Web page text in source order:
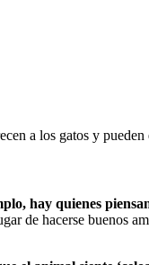
a los gatos y
hay quienes
de hacerse buenos